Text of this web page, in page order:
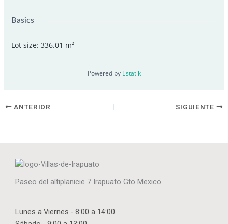
Basics
Lot size: 336.01 m²
Powered by Estatik
ANTERIOR SIGUIENTE
Paseo del altiplanicie 7 Irapuato Gto Mexico
Lunes a Viernes - 8:00 a 14:00